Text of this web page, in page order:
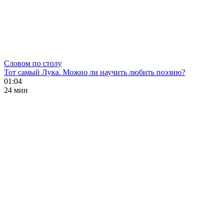
Словом по столу
Тот самый Лука. Можно ли научить любить поэзию?
01:04
24 мин